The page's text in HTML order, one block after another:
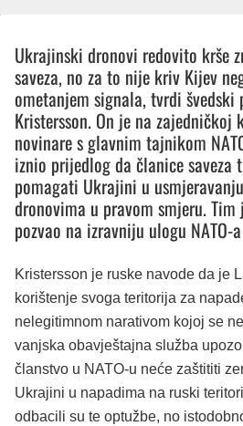
Ukrajinski dronovi redovito krše
saveza, no za to nije kriv Kijev
ometanjem signala, tvrdi
Kristersson. On je na zajedničkoj
novinare s glavnim tajnikom
iznio prijedlog da članice saveza
pomagati Ukrajini u
dronovima u pravom smjeru. Tim
pozvao na izravniju ulogu
Kristersson je ruske navode da je
korištenje svoga teritorija za
nelegitimnom narativom kojoj se
vanjska obavještajna služba
članstvo u NATO-u neće zaštititi
Ukrajini u napadima na ruski
odbacili su te optužbe, no